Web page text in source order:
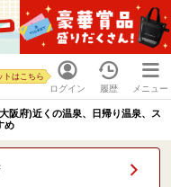
ログイン
トはこちら
履歴 メニュー
阪府)近くの温泉、日帰り温泉、ス
め